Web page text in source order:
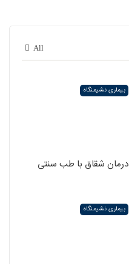
All
بیماری نشیمنگاه
درمان شقاق با طب سنتی
بیماری نشیمنگاه